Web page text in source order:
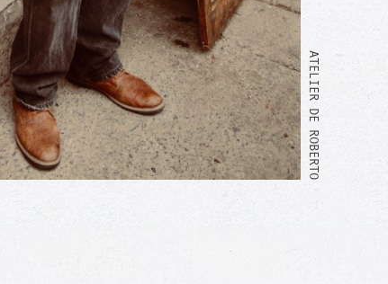
ATELIER DE ROBERTO